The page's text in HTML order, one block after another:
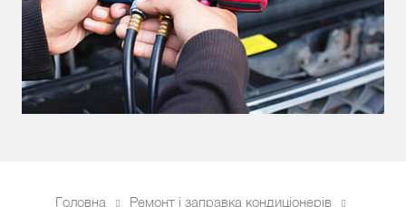
Головна
Ремонт і заправка кондиціонерів